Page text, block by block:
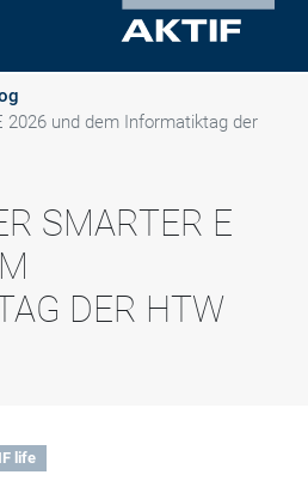
2026 und dem Informatiktag der
SMARTER E
DER HTW
life